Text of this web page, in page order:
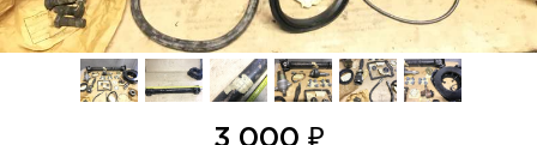
3 000 ₽